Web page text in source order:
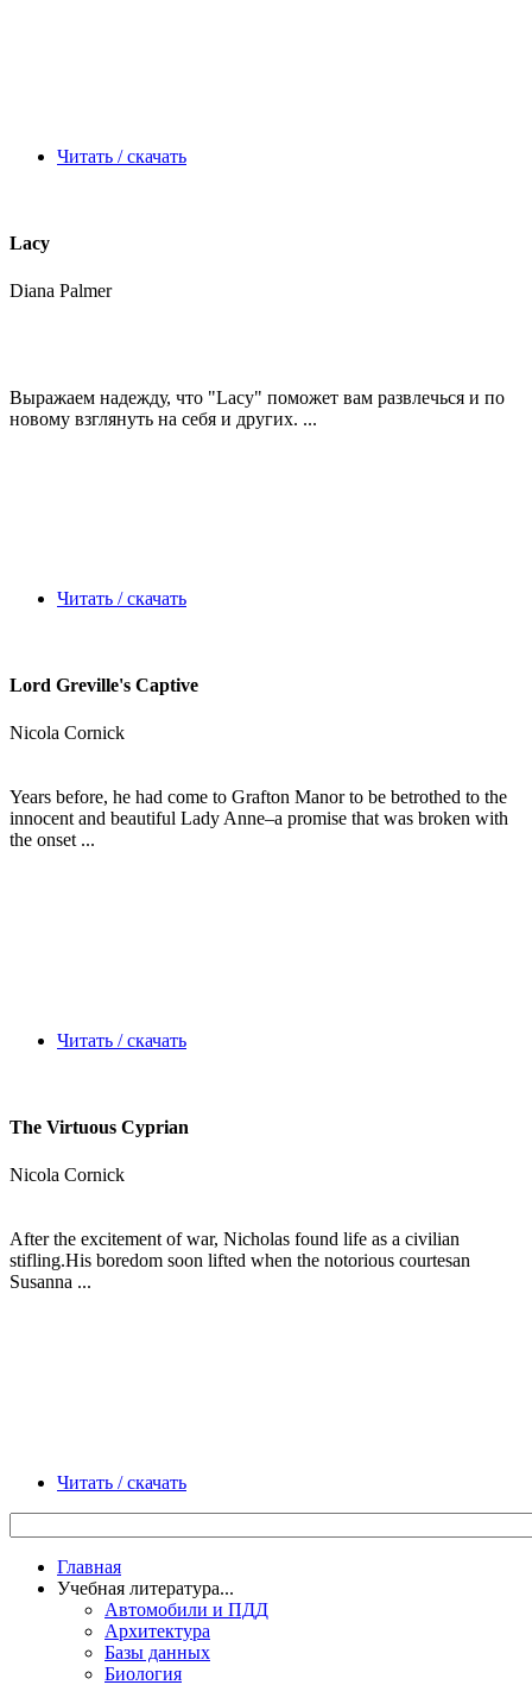
Читать / скачать
Lacy
Diana Palmer
Выражаем надежду, что "Lacy" поможет вам развлечься и по
новому взглянуть на себя и других. ...
Читать / скачать
Lord Greville's Captive
Nicola Cornick
Years before, he had come to Grafton Manor to be betrothed to the
innocent and beautiful Lady Anne–a promise that was broken with
the onset ...
Читать / скачать
The Virtuous Cyprian
Nicola Cornick
After the excitement of war, Nicholas found life as a civilian
stifling.His boredom soon lifted when the notorious courtesan
Susanna ...
Читать / скачать
Главная
Учебная литература...
Автомобили и ПДД
Архитектура
Базы данных
Биология